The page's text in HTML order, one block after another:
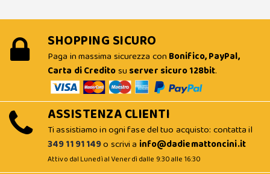
SHOPPING SICURO
Paga in massima sicurezza con Bonifico, PayPal,
Carta di Creditosu server sicuro 128bit.
ASSISTENZA CLIENTI
Ti assistiamo in ogni fase del tuo acquisto: contatta il
349 11 91 149o scrivi a info@dadiemattoncini.it
Attivo dal Lunedì al Venerdì dalle 9:30 alle 16:30